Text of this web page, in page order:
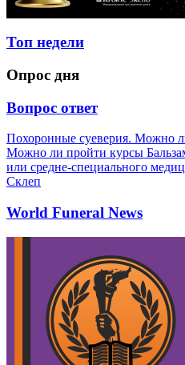
Топ недели
Опрос дня
Вопрос ответ
Похоронные суеверия. Можно
Можно ли пройти курсы
или средне-специального
Склеп
World Funeral News